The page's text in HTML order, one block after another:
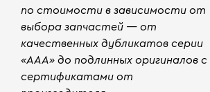
по стоимости в зависимости от
выбора запчастей — от
качественных дубликатов серии
«ААА» до подлинных оригиналов с
сертификатами от